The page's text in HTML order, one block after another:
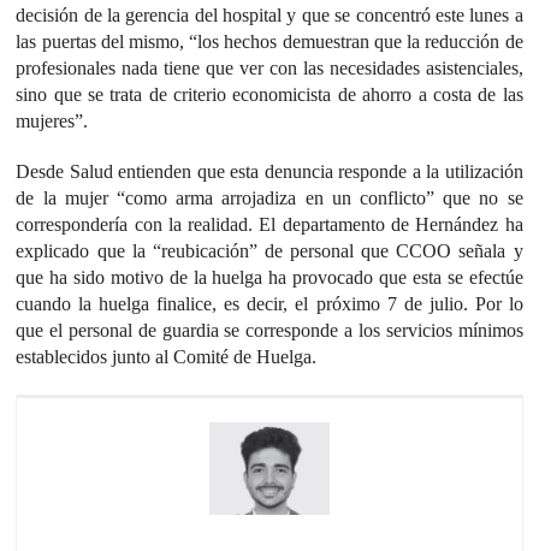
decisión de la gerencia del hospital y que se concentró este lunes a
las puertas del mismo, “los hechos demuestran que la reducción de
profesionales nada tiene que ver con las necesidades asistenciales,
sino que se trata de criterio economicista de ahorro a costa de las
mujeres”.
Desde Salud entienden que esta denuncia responde a la utilización
de la mujer “como arma arrojadiza en un conflicto” que no se
correspondería con la realidad. El departamento de Hernández ha
explicado que la “reubicación” de personal que CCOO señala y
que ha sido motivo de la huelga ha provocado que esta se efectúe
cuando la huelga finalice, es decir, el próximo 7 de julio. Por lo
que el personal de guardia se corresponde a los servicios mínimos
establecidos junto al Comité de Huelga.